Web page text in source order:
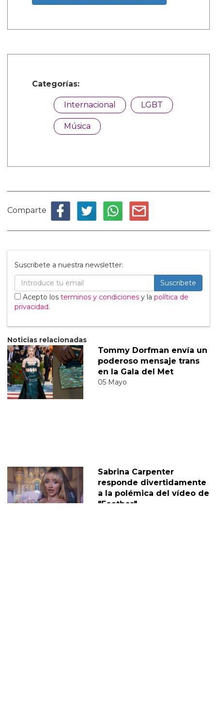
Categorías:
Internacional LGBT
Música
Comparte
Suscribete a nuestra newsletter:
Suscribete
Acepto los terminos y condiciones y la política de
privacidad.
Noticias relacionadas
Tommy Dorfman envía un
poderoso mensaje trans
en la Gala del Met
05 Mayo
Sabrina Carpenter
responde divertidamente
a la polémica del vídeo de
"Feather"